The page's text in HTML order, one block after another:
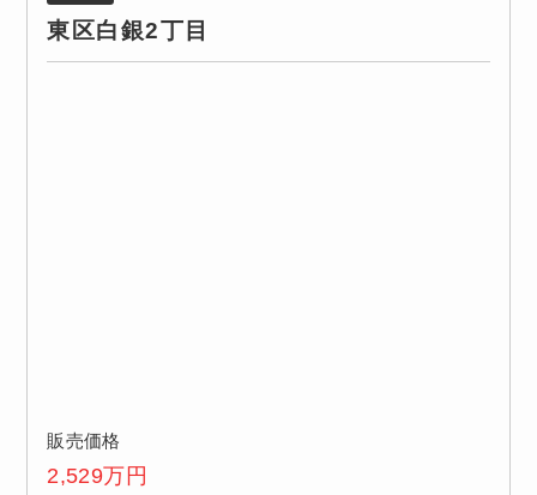
東区白銀2丁目
販売価格
2,529万円